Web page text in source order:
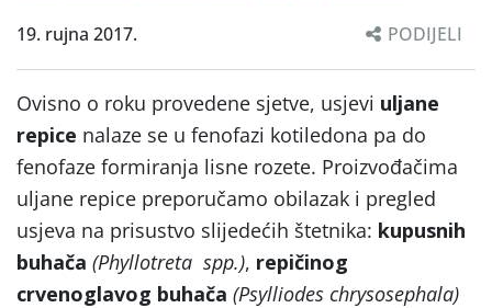
19. rujna 2017. PODIJELI
Ovisno o roku provedene sjetve, usjevi uljane
repice nalaze se u fenofazi kotiledona pa do
fenofaze formiranja lisne rozete. Proizvođačima
uljane repice preporučamo obilazak i pregled
usjeva na prisustvo slijedećih štetnika: kupusnih
buhača (Phyllotreta spp.), repičinog
crvenoglavog buhača (Psylliodes chrysosephala)